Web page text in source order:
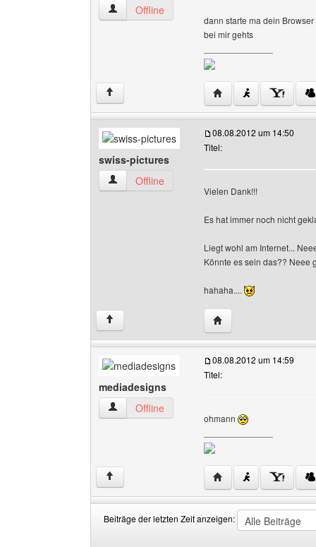
mediadesigns Benutzer-Profile anzeigen
Offline
dann starte ma dein
bei mir gehts
↑ Website dieses
swiss-pictures
swiss-pictures Benutzer-Profile anzeigen
Offline
08.08.2012 um 14:50
Titel:
Vielen Dank!!!
Es hat immer noch nicht
Liegt wohl am Internet...
Könnte es sein das?? Neee
hahaha....
↑ Website dieses
mediadesigns
mediadesigns Benutzer-Profile anzeigen
Offline
08.08.2012 um 14:59
Titel:
ohmann
↑ Website dieses
Beiträge der letzten Zeit anzeigen: